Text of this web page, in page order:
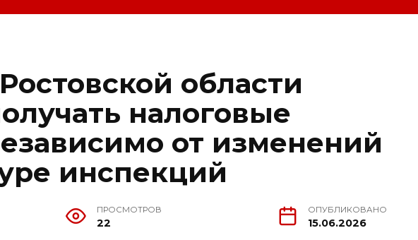
области
налоговые
от изменений
инспекций
ПРОСМОТРОВ
22
ОПУБЛИКОВАНО
15.06.2026